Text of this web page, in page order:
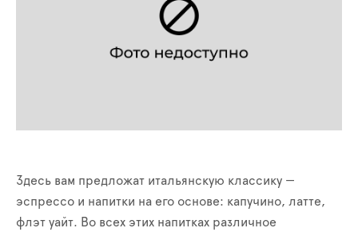
Здесь вам предложат итальянскую классику —
эспрессо и напитки на его основе: капучино, латте,
флэт уайт. Во всех этих напитках различное